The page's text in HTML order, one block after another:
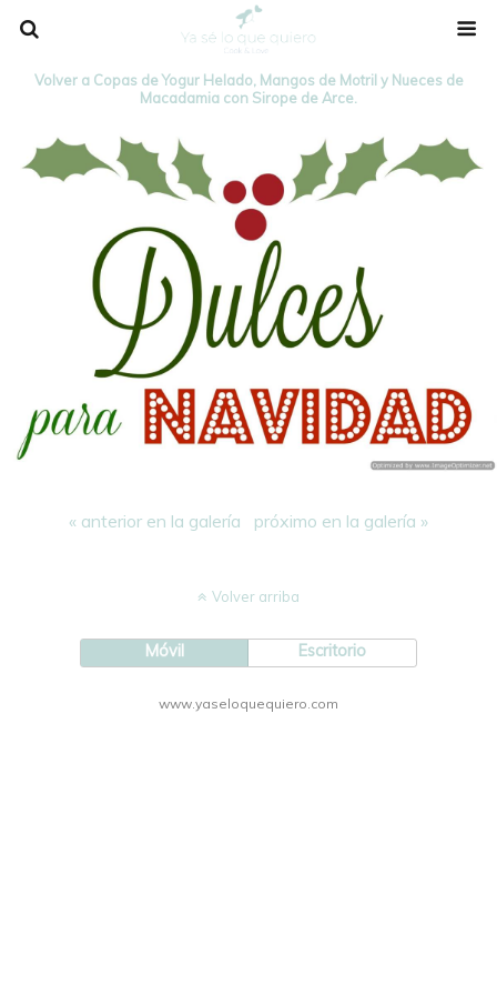
Volver a Copas de Yogur Helado, Mangos de Motril y Nueces de
Macadamia con Sirope de Arce.
« anterior en la galería próximo en la galería »
Volver arriba
Móvil Escritorio
www.yaseloquequiero.com